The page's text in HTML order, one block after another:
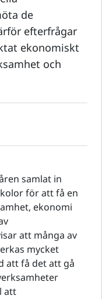
de
efterfrågar
ekonomiskt
och
samlat in
för att få en
ekonomi
att många av
mycket
att få det att gå
att